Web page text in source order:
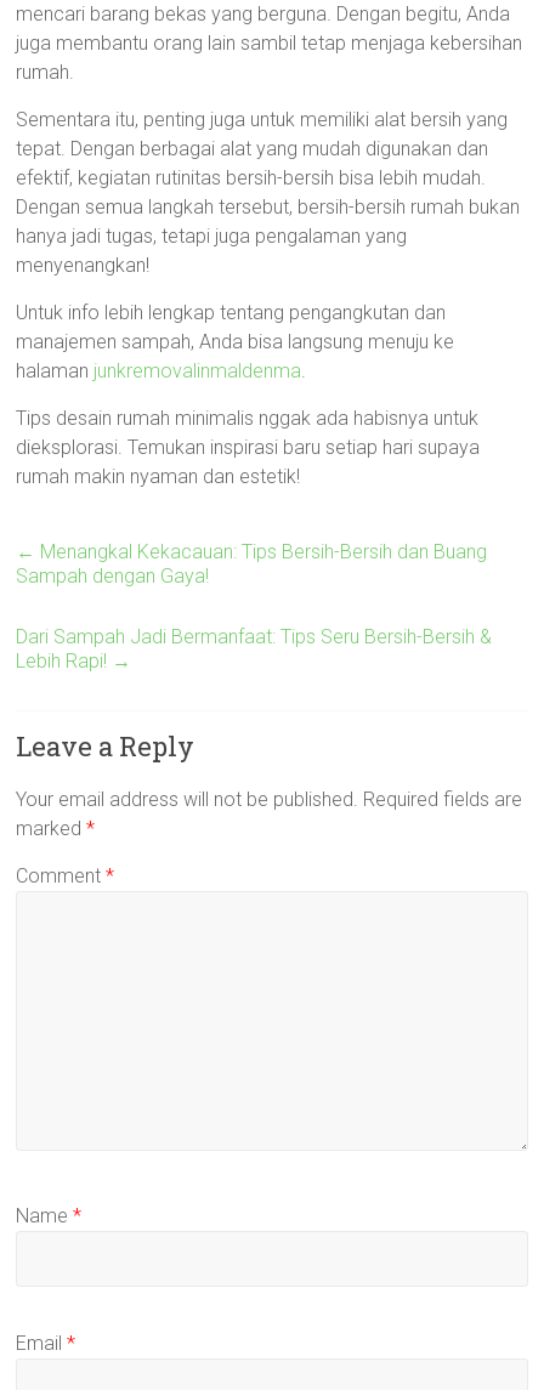
mencari barang bekas yang berguna. Dengan begitu, Anda
juga membantu orang lain sambil tetap menjaga kebersihan
rumah.
Sementara itu, penting juga untuk memiliki alat bersih yang
tepat. Dengan berbagai alat yang mudah digunakan dan
efektif, kegiatan rutinitas bersih-bersih bisa lebih mudah.
Dengan semua langkah tersebut, bersih-bersih rumah bukan
hanya jadi tugas, tetapi juga pengalaman yang
menyenangkan!
Untuk info lebih lengkap tentang pengangkutan dan
manajemen sampah, Anda bisa langsung menuju ke
halaman junkremovalinmaldenma.
Tips desain rumah minimalis nggak ada habisnya untuk
dieksplorasi. Temukan inspirasi baru setiap hari supaya
rumah makin nyaman dan estetik!
← Menangkal Kekacauan: Tips Bersih-Bersih dan Buang
Sampah dengan Gaya!
Dari Sampah Jadi Bermanfaat: Tips Seru Bersih-Bersih &
Lebih Rapi! →
Leave a Reply
Your email address will not be published. Required fields are
marked*
Comment*
Name*
Email*